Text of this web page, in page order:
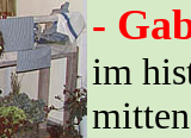
-
im